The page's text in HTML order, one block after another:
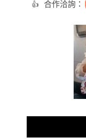
合作洽詢：